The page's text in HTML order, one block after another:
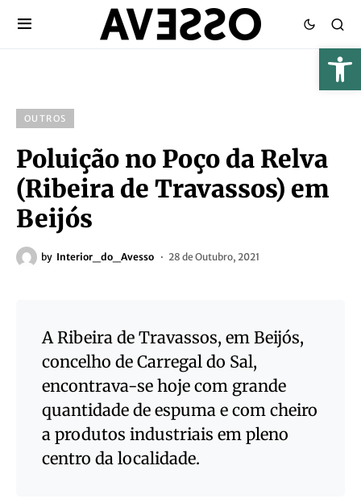
OUTROS
Poluição no Poço da Relva
(Ribeira de Travassos) em
Beijós
by Interior_do_Avesso 28 de Outubro, 2021
A Ribeira de Travassos, em Beijós,
concelho de Carregal do Sal,
encontrava-se hoje com grande
quantidade de espuma e com cheiro
a produtos industriais em pleno
centro da localidade.